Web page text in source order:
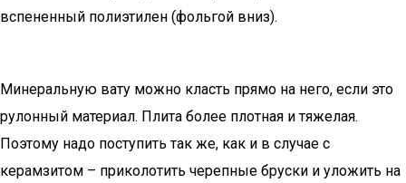
вспененный полиэтилен (фольгой вниз).
Минеральную вату можно класть прямо на него, если это
рулонный материал. Плита более плотная и тяжелая.
Поэтому надо поступить так же, как и в случае с
керамзитом – приколотить черепные бруски и уложить на